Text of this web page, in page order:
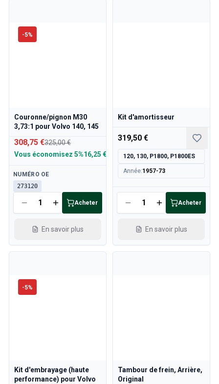
Commande des gaz
Châssis & Direction
-5%
Couronne/pignon M30
3,73:1 pour Volvo 140, 145
308,75 €325,00 €
Vous économisez 5%16,25 €
Disponible
NUMÉRO OE
273120
Acheter
En savoir plus
Kit d'amortisseur
319,50 €
120, 130, P1800, P1800ES
Année:1957-73
Acheter
En savoir plus
-5%
Kit d'embrayage (haute
performance) pour Volvo
Tambour de frein, Arrière,
Original